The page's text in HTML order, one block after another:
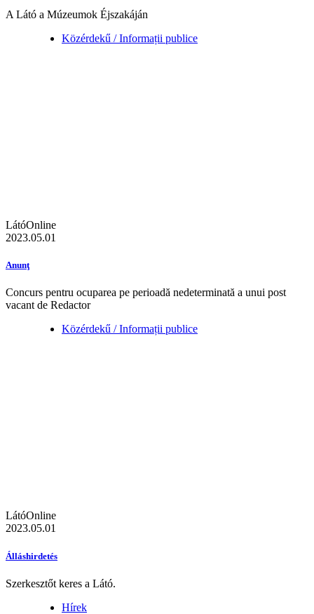
A Látó a Múzeumok Éjszakáján
Közérdekű / Informații publice
LátóOnline
2023.05.01
Anunţ
Concurs pentru ocuparea pe perioadă nedeterminată a unui post
vacant de Redactor
Közérdekű / Informații publice
LátóOnline
2023.05.01
Álláshirdetés
Szerkesztőt keres a Látó.
Hírek